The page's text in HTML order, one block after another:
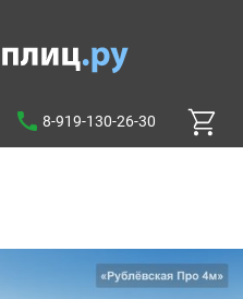
8-919-130-26-30